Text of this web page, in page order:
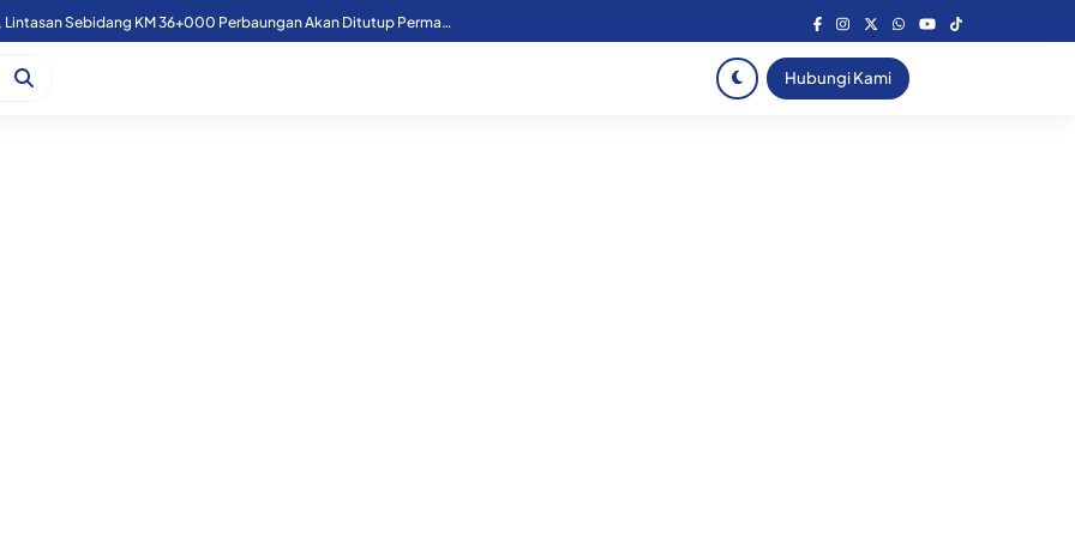
Atasi Laka Kereta Api, Lintasan Sebidang KM 36+000 Perbaungan Akan Ditutup Permanen
Hubungi Kami